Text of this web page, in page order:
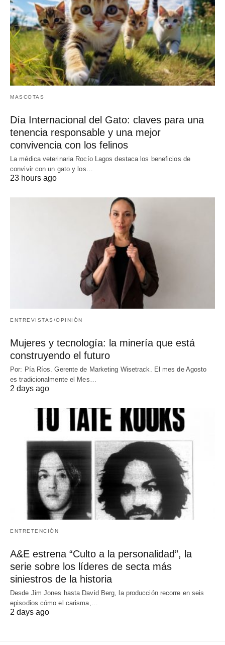
MASCOTAS
Día Internacional del Gato: claves para una
tenencia responsable y una mejor
convivencia con los felinos
La médica veterinaria Rocío Lagos destaca los beneficios de
convivir con un gato y los…
23 hours ago
ENTREVISTAS/OPINIÓN
Mujeres y tecnología: la minería que está
construyendo el futuro
Por: Pía Ríos. Gerente de Marketing Wisetrack. El mes de Agosto
es tradicionalmente el Mes…
2 days ago
ENTRETENCIÓN
A&E estrena “Culto a la personalidad”, la
serie sobre los líderes de secta más
siniestros de la historia
Desde Jim Jones hasta David Berg, la producción recorre en seis
episodios cómo el carisma,…
2 days ago